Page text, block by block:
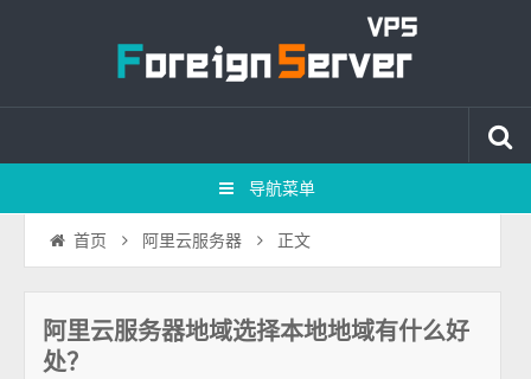
导航菜单
首页 阿里云服务器 正文
阿里云服务器地域选择本地地域有什么好
处？